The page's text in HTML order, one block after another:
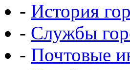
- История
- Службы
- Почтовые